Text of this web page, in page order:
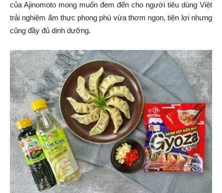
của Ajinomoto mong muốn đem đến cho người tiêu dùng Việt
trải nghiệm ẩm thực phong phú vừa thơm ngon, tiện lợi nhưng
cũng đầy đủ dinh dưỡng.